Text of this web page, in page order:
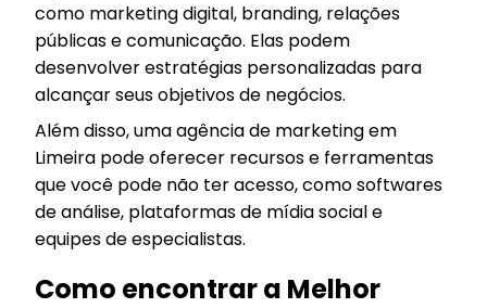
como marketing digital, branding, relações
públicas e comunicação. Elas podem
desenvolver estratégias personalizadas para
alcançar seus objetivos de negócios.
Além disso, uma agência de marketing em
Limeira pode oferecer recursos e ferramentas
que você pode não ter acesso, como softwares
de análise, plataformas de mídia social e
equipes de especialistas.
Como encontrar a Melhor